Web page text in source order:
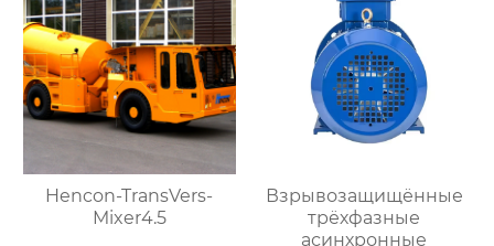
Hencon-TransVers-
Mixer4.5
Взрывозащищённые
трёхфазные
асинхронные